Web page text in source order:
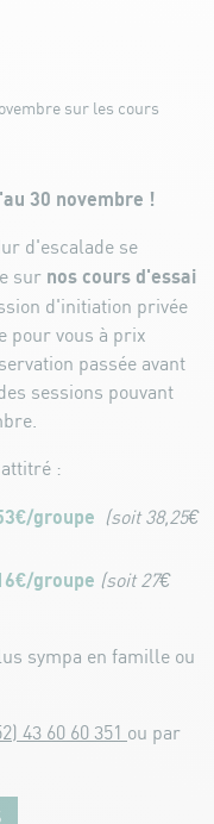
sur les cours
30 novembre !
d'escalade se
sur nos cours d'essai
d'initiation privée
pour vous à prix
passée avant
sessions pouvant
:
groupe (soit 38,25€
groupe (soit 27€
sympa en famille ou
43 60 60 351 ou par